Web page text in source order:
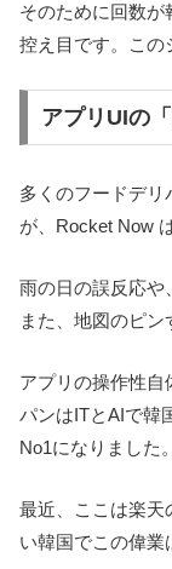
そのために回数が
控え目です。この
アプリUIの
多くのフードデリ
が、Rocket Now
雨の日の誤反応や
また、地図のピン
アプリの操作性自
パンはITとAIで韓
No1になりました
最近、ここは楽天
い韓国でこの偉業